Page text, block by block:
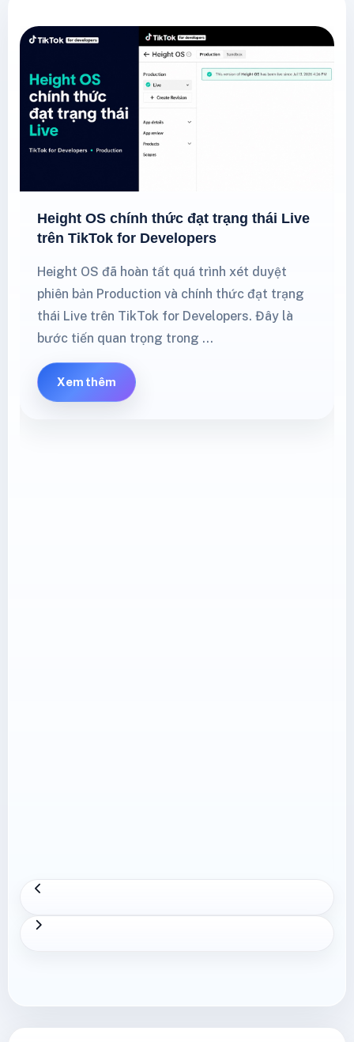
Height OS chính thức đạt trạng thái Live
trên TikTok for Developers
Height OS đã hoàn tất quá trình xét duyệt
phiên bản Production và chính thức đạt trạng
thái Live trên TikTok for Developers. Đây là
bước tiến quan trọng trong …
Xem thêm